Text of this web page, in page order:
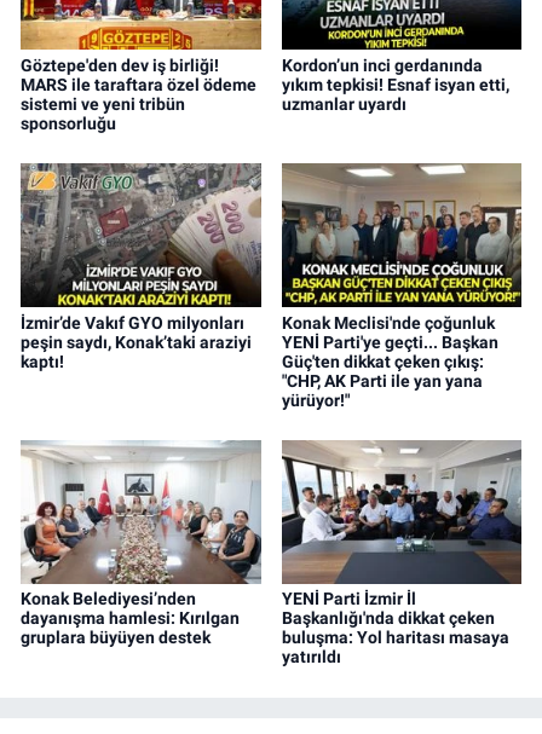
Göztepe'den dev iş birliği!
MARS ile taraftara özel ödeme
sistemi ve yeni tribün
sponsorluğu
Kordon’un inci gerdanında
yıkım tepkisi! Esnaf isyan etti,
uzmanlar uyardı
İzmir’de Vakıf GYO milyonları
peşin saydı, Konak’taki araziyi
kaptı!
Konak Meclisi'nde çoğunluk
YENİ Parti'ye geçti... Başkan
Güç'ten dikkat çeken çıkış:
"CHP, AK Parti ile yan yana
yürüyor!"
Konak Belediyesi’nden
dayanışma hamlesi: Kırılgan
gruplara büyüyen destek
YENİ Parti İzmir İl
Başkanlığı'nda dikkat çeken
buluşma: Yol haritası masaya
yatırıldı